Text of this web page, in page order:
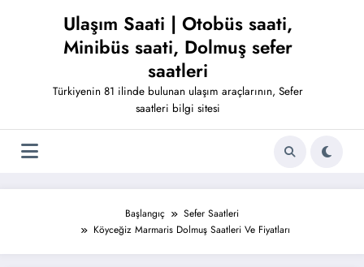
Ulaşım Saati | Otobüs saati,
Minibüs saati, Dolmuş sefer
saatleri
Türkiyenin 81 ilinde bulunan ulaşım araçlarının, Sefer
saatleri bilgi sitesi
Başlangıç
Sefer Saatleri
Köyceğiz Marmaris Dolmuş Saatleri Ve Fiyatları